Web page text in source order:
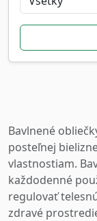
Bavlnené
posteľnej
vlastnostiam.
každodenné
regulovať
zdravé